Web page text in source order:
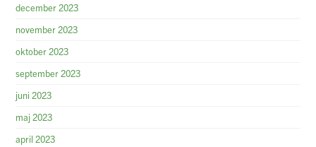
december 2023
november 2023
oktober 2023
september 2023
juni 2023
maj 2023
april 2023